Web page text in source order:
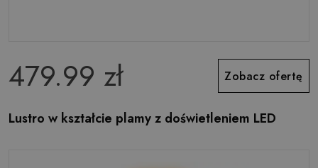
479.99 zł Zobacz ofertę
Lustro w kształcie plamy z doświetleniem LED